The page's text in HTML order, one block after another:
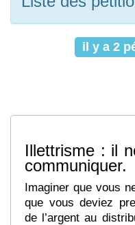
il y a 2
Illettrisme : il
communiquer.
Imaginer que vous
que vous deviez
de l’argent au